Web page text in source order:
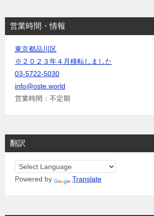
営業時間・情報
東京都品川区
※２０２３年４月移転しました
03-5722-5030
info@oste.world
営業時間：不定期
翻訳
Powered by Translate